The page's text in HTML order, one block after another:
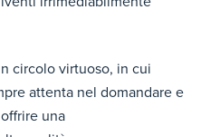
circolo virtuoso, in cui
attenta nel domandare e
una